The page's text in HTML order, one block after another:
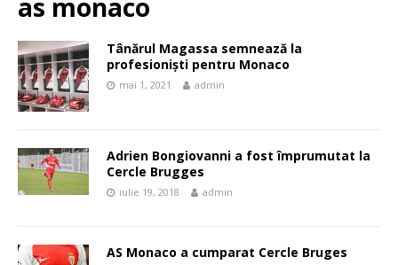
as monaco
Tânărul Magassa semnează la
profesioniști pentru Monaco
mai 1, 2021 admin
Adrien Bongiovanni a fost împrumutat la
Cercle Brugges
iulie 19, 2018 admin
AS Monaco a cumparat Cercle Bruges